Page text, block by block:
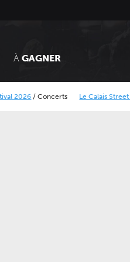
À GAGNER
/Concerts Le Calais Street Art